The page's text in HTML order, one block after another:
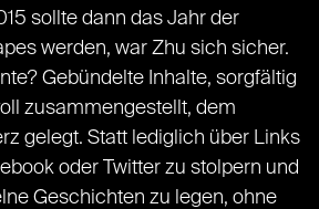
sollte dann das Jahr der
werden, war Zhu sich sicher.
Gebündelte Inhalte, sorgfältig
zusammengestellt, dem
gelegt. Statt lediglich über Links
oder Twitter zu stolpern und
Geschichten zu legen, ohne